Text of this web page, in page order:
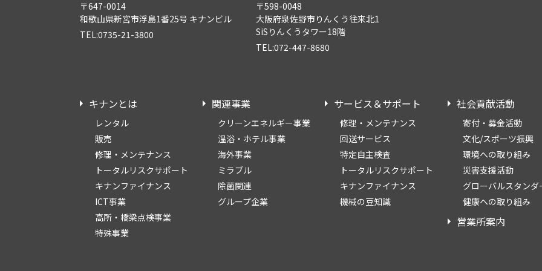
〒647-0014
和歌山県新宮市浮島1番25号 キナンビル
TEL:0735-21-3800
〒598-0048
大阪府泉佐野市りんくう往来北1
SiSりんくうタワー18階
TEL:072-447-8680
キナンとは
レンタル
販売
修理・メンテナンス
トータルリスクサポート
キナンファイナンス
ICT事業
高所・橋梁点検事業
特殊事業
関連事業
クリーンエネルギー事業
温浴・ホテル事業
海外事業
ミラブル
除菌関連
グループ企業
サービス＆サポート
修理・メンテナンス
回送サービス
特定自主検査
トータルリスクサポート
キナンファイナンス
機械の豆知識
社会貢献活動
寄付・募金活動
文化/スポーツ振興
環境への取り組み
災害支援活動
グローバルスタン
健康への取り組み
営業所案内